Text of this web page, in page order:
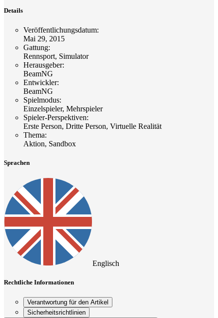
Details
Veröffentlichungsdatum:
Mai 29, 2015
Gattung:
Rennsport, Simulator
Herausgeber:
BeamNG
Entwickler:
BeamNG
Spielmodus:
Einzelspieler, Mehrspieler
Spieler-Perspektiven:
Erste Person, Dritte Person, Virtuelle Realität
Thema:
Aktion, Sandbox
Sprachen
Englisch
Rechtliche Informationen
Verantwortung für den Artikel
Sicherheitsrichtlinien